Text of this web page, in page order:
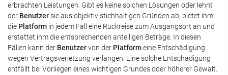
erbrachten Leistungen. Gibt es keine solchen Lösungen oder lehnt
der Benutzersie aus objektiv stichhaltigen Gründen ab, bietet ihm
die Platform in jedem Fall eine Rückreise zum Ausgangsort an und
erstattet ihm die entsprechenden anteiligen Beträge. In diesen
Fällen kann der Benutzervon der Platformeine Entschädigung
wegen Vertragsverletzung verlangen. Eine solche Entschädigung
entfällt bei Vorliegen eines wichtigen Grundes oder höherer Gewalt.